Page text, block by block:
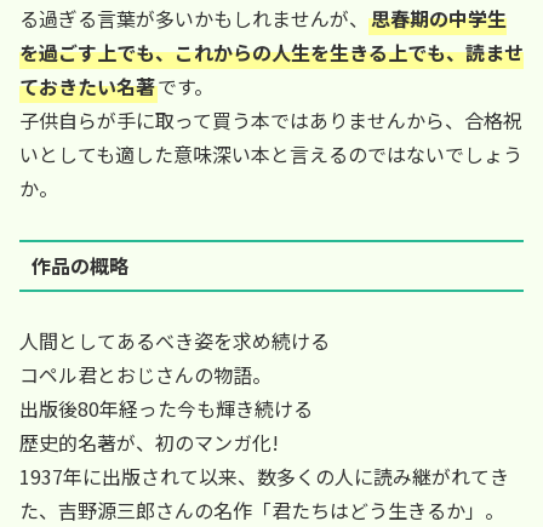
る過ぎる言葉が多いかもしれませんが、 思春期の中学生
を過ごす上でも、これからの人生を生きる上でも、読ませ
ておきたい名著です。
子供自らが手に取って買う本ではありませんから、合格祝
いとしても適した意味深い本と言えるのではないでしょう
か。
作品の概略
人間としてあるべき姿を求め続ける
コペル君とおじさんの物語。
出版後80年経った今も輝き続ける
歴史的名著が、初のマンガ化!
1937年に出版されて以来、数多くの人に読み継がれてき
た、吉野源三郎さんの名作「君たちはどう生きるか」。